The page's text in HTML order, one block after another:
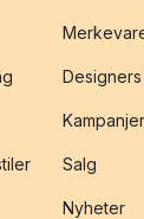
Designers
Kampanjer
Salg
Nyheter